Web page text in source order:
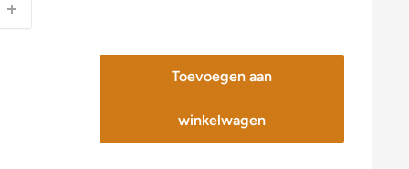
Toevoegen aan
winkelwagen